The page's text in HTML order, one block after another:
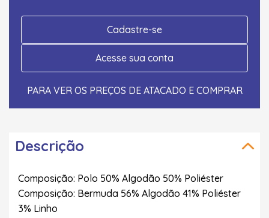
Cadastre-se
Acesse sua conta
PARA VER OS PREÇOS DE ATACADO E COMPRAR
Descrição
Composição: Polo 50% Algodão 50% Poliéster
Composição: Bermuda 56% Algodão 41% Poliéster
3% Linho